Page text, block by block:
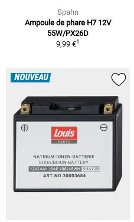
Spahn
Ampoule de phare H7 12V
55W/PX26D
9,99 €1
NOUVEAU